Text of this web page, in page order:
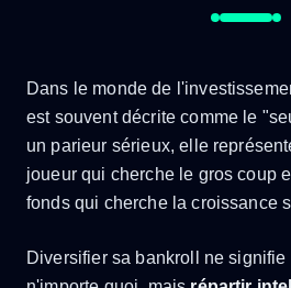
Dans le monde de
est souvent décrite comme le
un parieur sérieux, elle
joueur qui cherche le gros coup
fonds qui cherche la croissance
Diversifier sa bankroll ne